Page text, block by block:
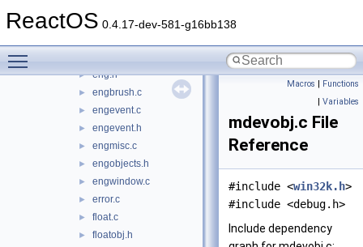
ReactOS 0.4.17-dev-581-g16bb138
► driverobj.c
► eng.h
► engbrush.c
► engevent.c
► engevent.h
► engmisc.c
► engobjects.h
► engwindow.c
► error.c
► float.c
► floatobj.h
Macros | Functions
| Variables
mdevobj.c File
Reference
#include <win32k.h>
#include <debug.h>
Include dependency